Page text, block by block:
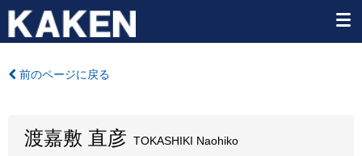
前のページに戻る
渡嘉敷 直彦 TOKASHIKI Naohiko